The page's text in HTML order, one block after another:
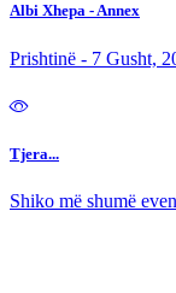
Albi Xhepa - Annex
Prishtinë - 7 Gusht,
Tjera...
Shiko më shumë